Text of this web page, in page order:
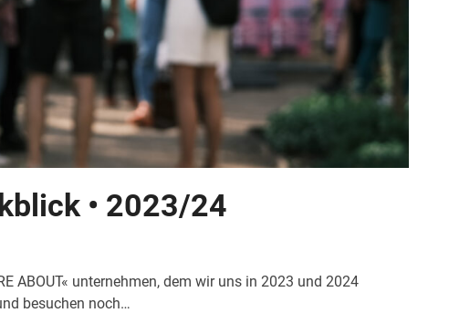
• 2023/24
ABOUT« unternehmen, dem wir uns in 2023 und 2024
besuchen noch…